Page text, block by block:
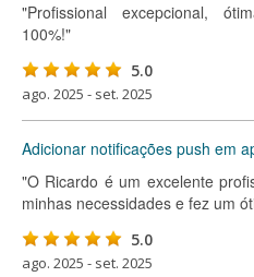
"Profissional excepcional,
100%!"
5.0
ago. 2025 - set. 2025
Adicionar notificações push em
"O Ricardo é um excelente
minhas necessidades e fez um
5.0
ago. 2025 - set. 2025